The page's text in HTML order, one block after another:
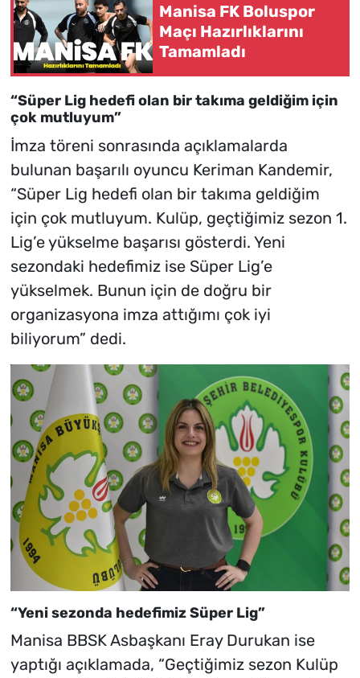
Manisa FK Boluspor
Maçı Hazırlıklarını
Tamamladı
“Süper Lig hedefi olan bir takıma geldiğim için
çok mutluyum”
İmza töreni sonrasında açıklamalarda
bulunan başarılı oyuncu Keriman Kandemir,
“Süper Lig hedefi olan bir takıma geldiğim
için çok mutluyum. Kulüp, geçtiğimiz sezon 1.
Lig’e yükselme başarısı gösterdi. Yeni
sezondaki hedefimiz ise Süper Lig’e
yükselmek. Bunun için de doğru bir
organizasyona imza attığımı çok iyi
biliyorum” dedi.
“Yeni sezonda hedefimiz Süper Lig”
Manisa BBSK Asbaşkanı Eray Durukan ise
yaptığı açıklamada, “Geçtiğimiz sezon Kulüp